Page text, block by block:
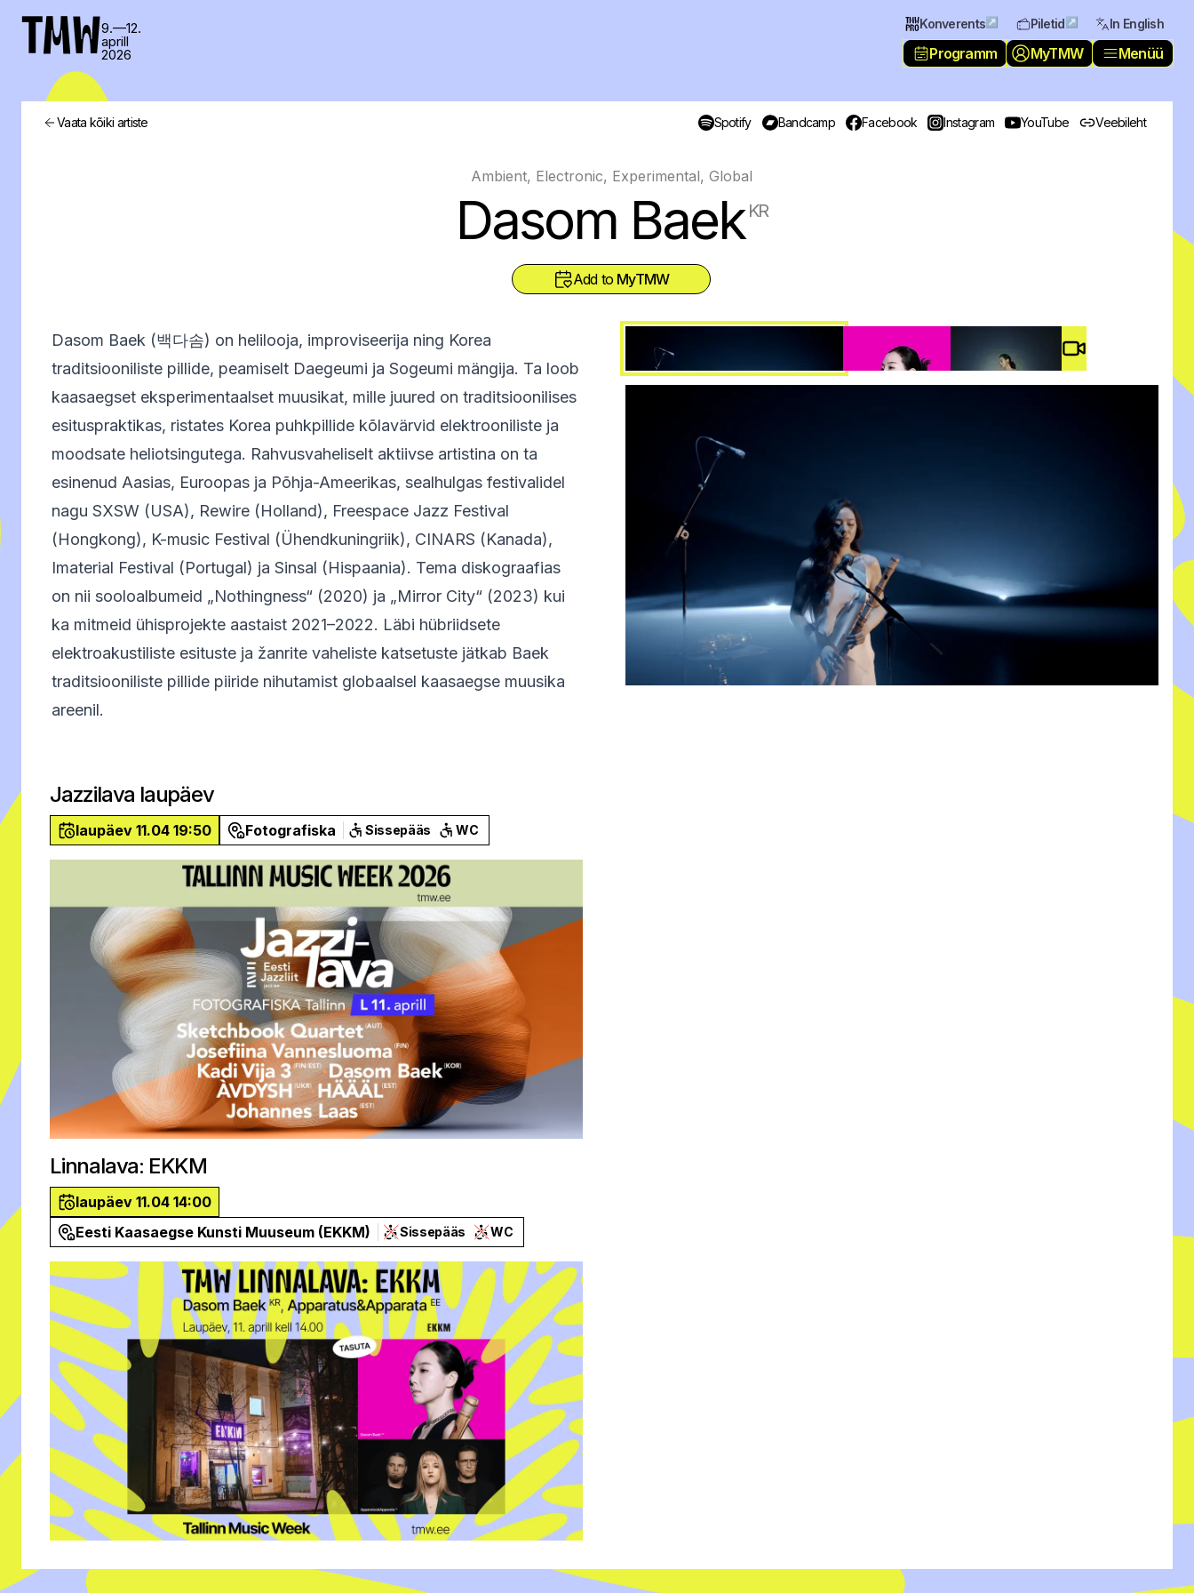
TMW9.—12.
aprill
2026
Konverents ↗ Piletid ↗ In English
Programm MyTMW Menüü
Vaata kõiki artiste Spotify Bandcamp Facebook Instagram YouTube Veebileht
Ambient, Electronic, Experimental, Global
Dasom Baek KR
Add to MyTMW
Dasom Baek (백다솜) on helilooja, improviseerija ning Korea
traditsiooniliste pillide, peamiselt Daegeumi ja Sogeumi mängija. Ta loob
kaasaegset eksperimentaalset muusikat, mille juured on traditsioonilises
esituspraktikas, ristates Korea puhkpillide kõlavärvid elektrooniliste ja
moodsate heliotsingutega. Rahvusvaheliselt aktiivse artistina on ta
esinenud Aasias, Euroopas ja Põhja-Ameerikas, sealhulgas festivalidel
nagu SXSW (USA), Rewire (Holland), Freespace Jazz Festival
(Hongkong), K-music Festival (Ühendkuningriik), CINARS (Kanada),
Imaterial Festival (Portugal) ja Sinsal (Hispaania). Tema diskograafias
on nii sooloalbumeid „Nothingness“ (2020) ja „Mirror City“ (2023) kui
ka mitmeid ühisprojekte aastaist 2021–2022. Läbi hübriidsete
elektroakustiliste esituste ja žanrite vaheliste katsetuste jätkab Baek
traditsiooniliste pillide piiride nihutamist globaalsel kaasaegse muusika
areenil.
Jazzilava laupäev
laupäev 11.04 19:50 Fotografiska Sissepääs WC
Linnalava: EKKM
laupäev 11.04 14:00
Eesti Kaasaegse Kunsti Muuseum (EKKM)
Sissepääs WC
Video #